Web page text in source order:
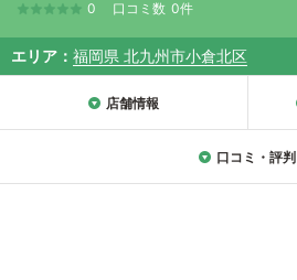
0 口コミ数 0件
エリア 福岡県 北九州市小倉北区
店舗情報
口コミ・評判